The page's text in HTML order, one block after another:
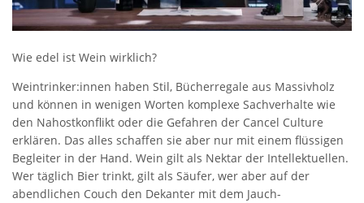
Wie edel ist Wein wirklich?
Weintrinker:innen haben Stil, Bücherregale aus Massivholz
und können in wenigen Worten komplexe Sachverhalte wie
den Nahostkonflikt oder die Gefahren der Cancel Culture
erklären. Das alles schaffen sie aber nur mit einem flüssigen
Begleiter in der Hand. Wein gilt als Nektar der Intellektuellen.
Wer täglich Bier trinkt, gilt als Säufer, wer aber auf der
abendlichen Couch den Dekanter mit dem Jauch-